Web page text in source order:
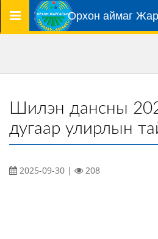
Цэс Орхон аймаг
Шилэн дансны
дугаар улирлын
2025-09-30 | 208